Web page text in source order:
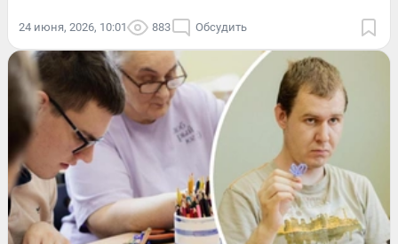
24 июня, 2026, 10:01 883 Обсудить